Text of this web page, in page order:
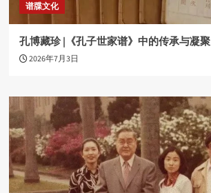
谱牒文化
孔博藏珍 |《孔子世家谱》中的传承与凝聚
2026年7月3日